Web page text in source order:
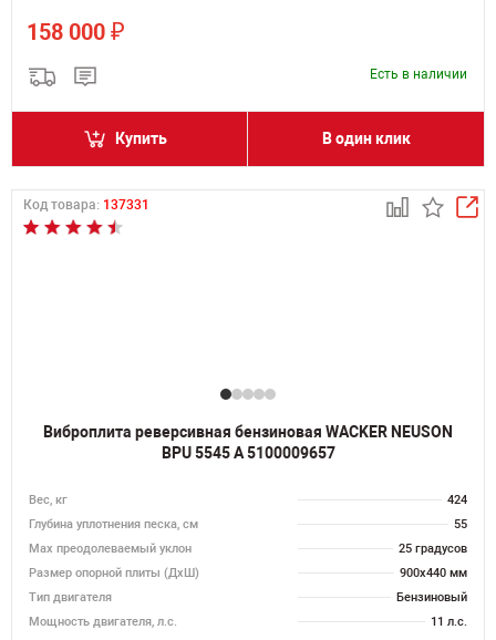
158 000 ₽
Есть в наличии
Купить В один клик
Код товара: 137331
Виброплита реверсивная бензиновая WACKER NEUSON
BPU 5545 A 5100009657
Вес, кг
424
Глубина уплотнения песка, см
55
Max преодолеваемый уклон
25 градусов
Размер опорной плиты (ДхШ)
900x440 мм
Тип двигателя
Бензиновый
Мощность двигателя, л.с.
11 л.с.